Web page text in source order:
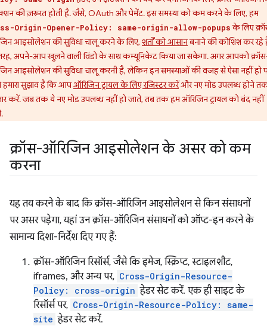
की ज़रूरत होती है. जैसे, OAuth और पेमेंट. इस समस्या को कम करने के लिए, हम
Origin-Opener-Policy: same-origin-allow-popupsके लिए
आइसोलेशन की सुविधा चालू करने के लिए, शर्तों को आसानबनाने की कोशिश कर रहे
अपने-आप खुलने वाली विंडो के साथ कम्यूनिकेट किया जा सकेगा. अगर आपको
आइसोलेशन की सुविधा चालू करनी है, लेकिन इन समस्याओं की वजह से ऐसा नहीं हो
हमारा सुझाव है कि आपऑरिजिन ट्रायल के लिए रजिस्टर करेंऔर नए मोड उपलब्ध होने
करें. जब तक ये नए मोड उपलब्ध नहीं हो जाते, तब तक हम ऑरिजिन ट्रायल को बंद नहीं
क्रॉस-ऑरिजिन आइसोलेशन के असर को कम
करना
यह तय करने के बाद कि क्रॉस-ऑरिजिन आइसोलेशन से किन संसाधनों
पर असर पड़ेगा, यहां उन क्रॉस-ऑरिजिन संसाधनों को ऑप्ट-इन करने के
सामान्य दिशा-निर्देश दिए गए हैं:
क्रॉस-ऑरिजिन रिसॉर्स, जैसे कि इमेज, स्क्रिप्ट, स्टाइलशीट,
iframes, और अन्य पर, Cross-Origin-Resource-
Policy: cross-origin हेडर सेट करें. एक ही साइट के
रिसॉर्स पर, Cross-Origin-Resource-Policy: same-
site हेडर सेट करें.